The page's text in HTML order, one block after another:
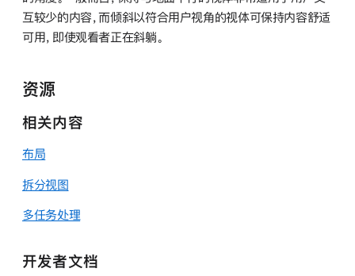
互较少的内容，而倾斜以符合用户视角的视体可保持内容舒适
可用，即使观看者正在斜躺。
资源
相关内容
布局
拆分视图
多任务处理
开发者文档